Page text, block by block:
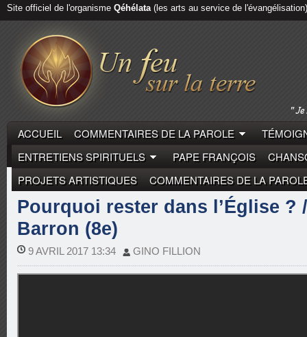
Site officiel de l'organisme Qéhélata(les arts au service de l'évangélisation)
ACCUEIL COMMENTAIRES DE LA PAROLE
ENTRETIENS SPIRITUELS
PAPE FRANÇOIS
PROJETS ARTISTIQUES
COMMENTAIRES DE LA
ROBERT BARRON
Pourquoi rester dans l’Église ?
Barron (8e)
9 AVRIL 2017 13:34 GINO FILLION